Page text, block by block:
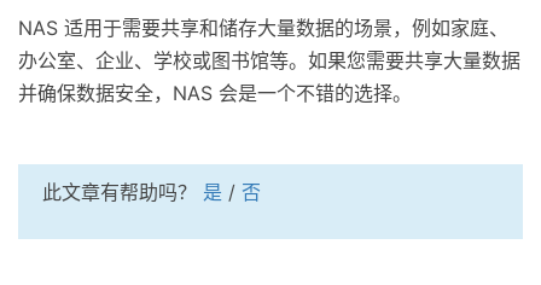
NAS 适用于需要共享和储存大量数据的场景，例如家庭、
办公室、企业、学校或图书馆等。如果您需要共享大量数据
并确保数据安全，NAS 会是一个不错的选择。
此文章有帮助吗？ 是 / 否